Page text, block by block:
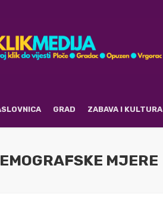
GRAD ZABAVA I KULTURA
MJERE